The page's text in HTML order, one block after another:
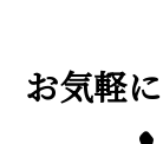
お気軽に